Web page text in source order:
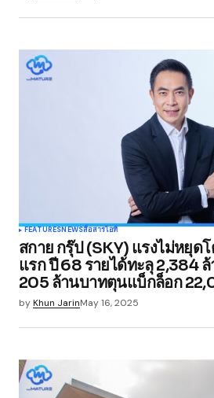
FEATURESNEWSสื่อสารไอที
สกาย กรุ๊ป (SKY) แรงไม่หยุด
แรก ปี 68 รายได้ทะลุ 2,384
205 ล้านบาทตุนแบ็กล็อก
byKhun JarinMay 16, 2025